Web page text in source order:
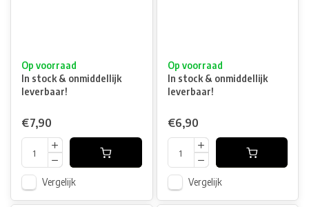
Op voorraad
In stock & onmiddellijk
leverbaar!
€7,90
Vergelijk
Op voorraad
In stock & onmiddellijk
leverbaar!
€6,90
Vergelijk